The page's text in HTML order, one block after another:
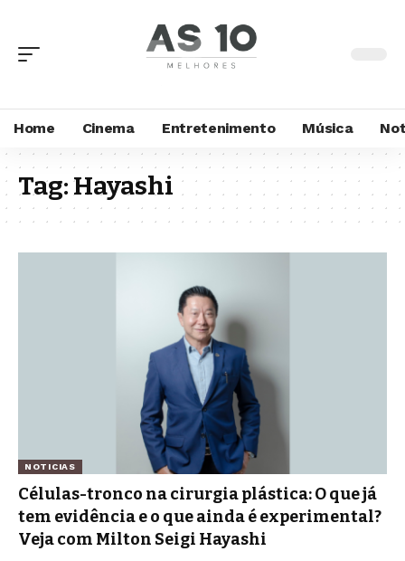
Home Cinema Entretenimento Música
Tag:Hayashi
NOTICIAS
Células-tronco na cirurgia plástica: O que já
tem evidência e o que ainda é experimental?
Veja com Milton Seigi Hayashi